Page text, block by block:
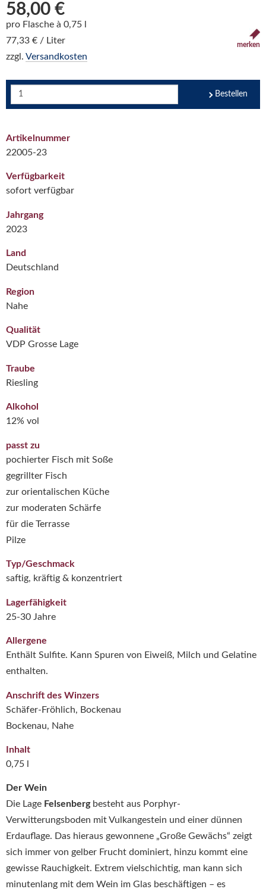
Der Wein
Die Lage Felsenbergbesteht aus Porphyr-
Verwitterungsboden mit Vulkangestein und einer dünnen
Erdauflage. Das hieraus gewonnene „Große Gewächs“ zeigt
sich immer von gelber Frucht dominiert, hinzu kommt eine
gewisse Rauchigkeit. Extrem vielschichtig, man kann sich
minutenlang mit dem Wein im Glas beschäftigen – es
58,00 €
pro Flasche à 0,75 l
77,33 € / Liter
zzgl. Versandkosten
merken
Bestellen
Artikelnummer
22005-23
Verfügbarkeit
sofort verfügbar
Jahrgang
2023
Land
Deutschland
Region
Nahe
Qualität
VDP Grosse Lage
Traube
Riesling
Alkohol
12% vol
passt zu
pochierter Fisch mit Soße
gegrillter Fisch
zur orientalischen Küche
zur moderaten Schärfe
für die Terrasse
Pilze
Typ/Geschmack
saftig, kräftig & konzentriert
Lagerfähigkeit
25-30 Jahre
Allergene
Enthält Sulfite. Kann Spuren von Eiweiß, Milch und Gelatine
enthalten.
Anschrift des Winzers
Schäfer-Fröhlich, Bockenau
Bockenau, Nahe
Inhalt
0,75 l